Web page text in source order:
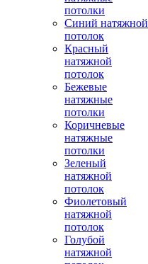
потолки
Синий натяжной
потолок
Красный
натяжной
потолок
Бежевые
натяжные
потолки
Коричневые
натяжные
потолки
Зеленый
натяжной
потолок
Фиолетовый
натяжной
потолок
Голубой
натяжной